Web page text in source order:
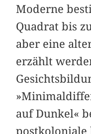
Moderne
Quadrat bis
aber eine
erzählt
auf Dunkel«
postkoloniale